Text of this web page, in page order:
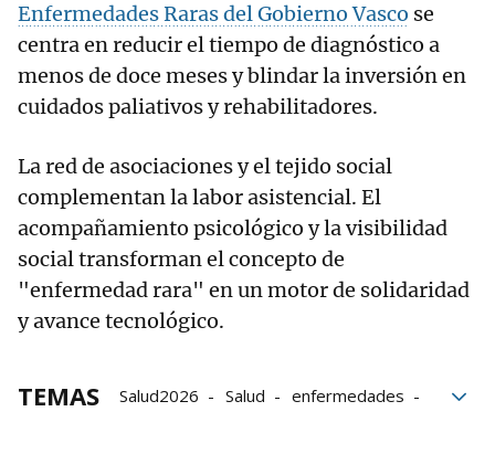
Enfermedades Raras del Gobierno Vasco se
centra en reducir el tiempo de diagnóstico a
menos de doce meses y blindar la inversión en
cuidados paliativos y rehabilitadores.
La red de asociaciones y el tejido social
complementan la labor asistencial. El
acompañamiento psicológico y la visibilidad
social transforman el concepto de
"enfermedad rara" en un motor de solidaridad
y avance tecnológico.
TEMAS Salud2026 Salud
enfermedades